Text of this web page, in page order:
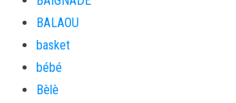
BALAOU
basket
bébé
Bèlè